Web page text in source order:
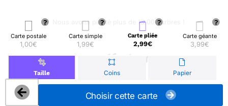
Carte postale
1,00€
Carte simple
1,99€
Carte pliée
2,99€
Carte géante
3,99€
Taille Coins Papier
Choisir cette carte
🌳 Nous avons planté plus de 13.000 arbres !
© Merci Facteur